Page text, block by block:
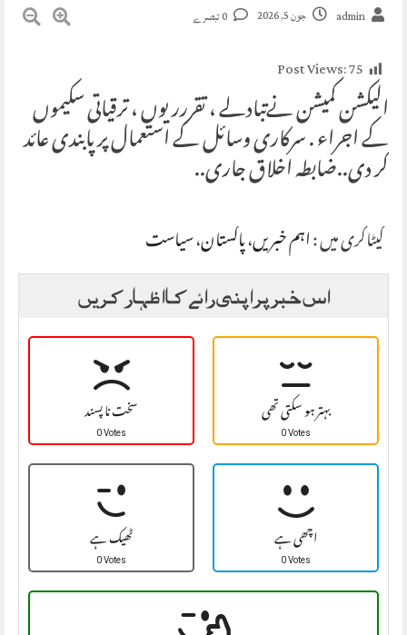
admin جون 5, 2026
Post Views:75
الیکشن کمیشن نےتبادلے ، تقررریوں ، ترقیاتی سکیموں
کے اجراء . سرکاری وسائل کے استعمال پر پابندی عائد
کر دی..ضابطہ اخلاق جاری..
کیٹاگری میں :اہم خبریں،پاکستان،سیاست
اس خبر پر اپنی رائے کا اظہار کریں
سخت نا پسند
0 Votes بہتر ہو سکتی تھی
0 Votes
ٹھیک ہے
0 Votes اچھی ہے
0 Votes